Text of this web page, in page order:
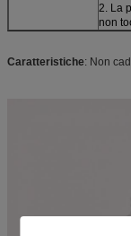
2. La
non
Caratteristiche: Non